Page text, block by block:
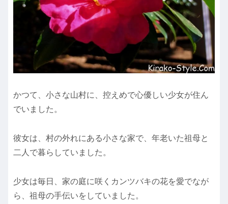
かつて、小さな山村に、控えめで心優しい少女が住ん
でいました。
彼女は、村の外れにある小さな家で、年老いた祖母と
二人で暮らしていました。
少女は毎日、家の庭に咲くカンツバキの花を愛でなが
ら、祖母の手伝いをしていました。